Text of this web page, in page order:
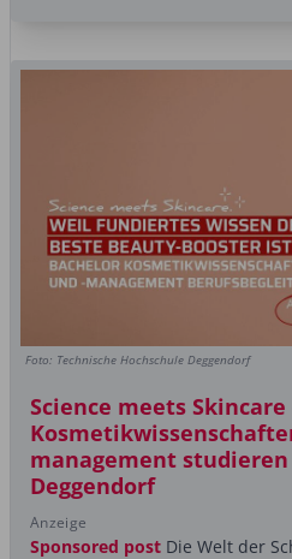
Foto: Technische Hochschule Deggendorf
Science meets Skincare
management studieren
Deggendorf
Anzeige
Sponsored post Die Welt der